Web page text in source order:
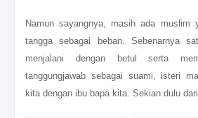
Namun sayangnya, masih ada muslim
tangga sebagai beban. Sebenarnya
menjalani dengan betul serta
tanggungjawab sebagai suami, isteri
kita dengan ibu bapa kita. Sekian dulu dari